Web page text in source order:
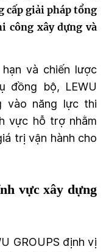
cấp giải pháp tổng
xây dựng và
và chiến lược
đồng bộ, LEWU
vào năng lực thi
vực hỗ trợ nhằm
trị vận hành cho
vực xây dựng
GROUPS định vị